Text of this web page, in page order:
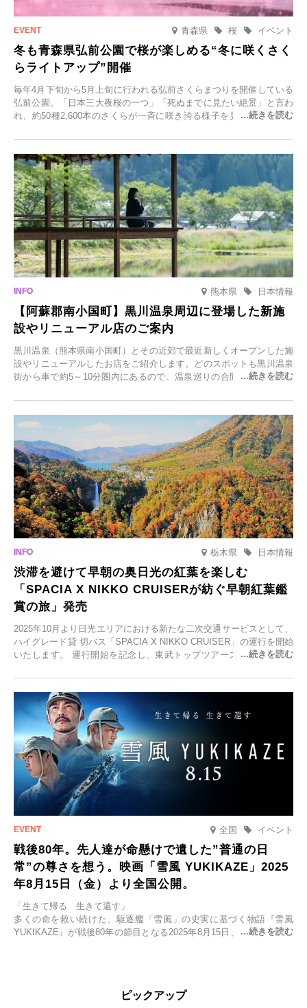
青森県 イベント
桜
冬も青森県弘前公園で桜が楽しめる“冬に咲くさく
らライトアップ”開催
毎年4月下旬から5月上旬に行われる弘前さくらまつりを開催している
弘前公園。「日本三大夜桜の一つ」「死ぬまでに見たい絶景」と言わ
れ、約50種2,600本のさくらが一斉に咲き誇る様子を見に、世界中か
日(月)～2026年2月28日(土)の期間、「冬に咲くさくらライトアップ」
を開催します。
熊本県 日本情報
【阿蘇郡南小国町】黒川温泉周辺に登場した新施
設やリニューアル店のご案内
黒川温泉（熊本県南小国町）とその近郊で最近新しくオープンした施
設やリニューアルしたお店をご紹介します。どのスポットも黒川温泉
街から車で約5～10分圏内にあるので、温泉巡りの合間に気軽に立ち
元食材にこだわったレストランなど、多彩な魅力が満載です。黒川温
泉の新たな楽しみとしてチェックしてみてください。
栃木県 日本情報
渋滞を避けて早朝の奥日光の紅葉を楽しむ
「SPACIA X NIKKO CRUISERが紡ぐ早朝紅葉鑑
賞の旅」発売
2025年10月より日光エリアにおける新たな二次交通サービスとして、
ハイグレード貸 切バス「SPACIA X NIKKO CRUISER」の運行を開始
いたします。 運行開始を記念し、東武トップツアーズ株式会社では
2025年9月12日(金)より発売いたします。
全国 イベント
戦後80年。先人達が命懸けで遺した”普通の日
常”の尊さを想う。映画「雪風 YUKIKAZE」2025
年8月15日（金）より全国公開。
「生きて帰る 生きて還す」
多くの命を救い続けた、駆逐艦「雪風」の史実に基づく物語『雪風
YUKIKAZE』が戦後80年の節目となる2025年8月15日、全国公開され
くの仲間の命を救い帰還させ、戦後まで生き抜き「幸運艦」と呼ばれ
ピックアップ